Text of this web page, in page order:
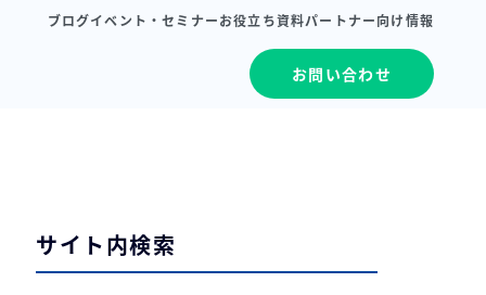
ブログイベント・セミナーお役立ち資料パートナー向け情報
お問い合わせ
サイト内検索